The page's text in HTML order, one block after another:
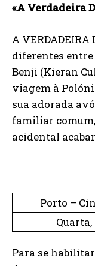
«A Verdadeira
A
diferentes entre
Benji (Kieran
viagem à
sua adorada
familiar
acidental
Porto –
Para se